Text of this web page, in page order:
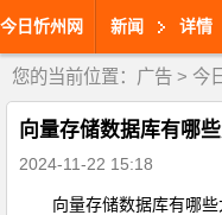
今日忻州网 新闻 详情
您的当前位置： 广告 > 今
向量存储数据库有哪
2024-11-22 15:18
向量存储数据库有哪些